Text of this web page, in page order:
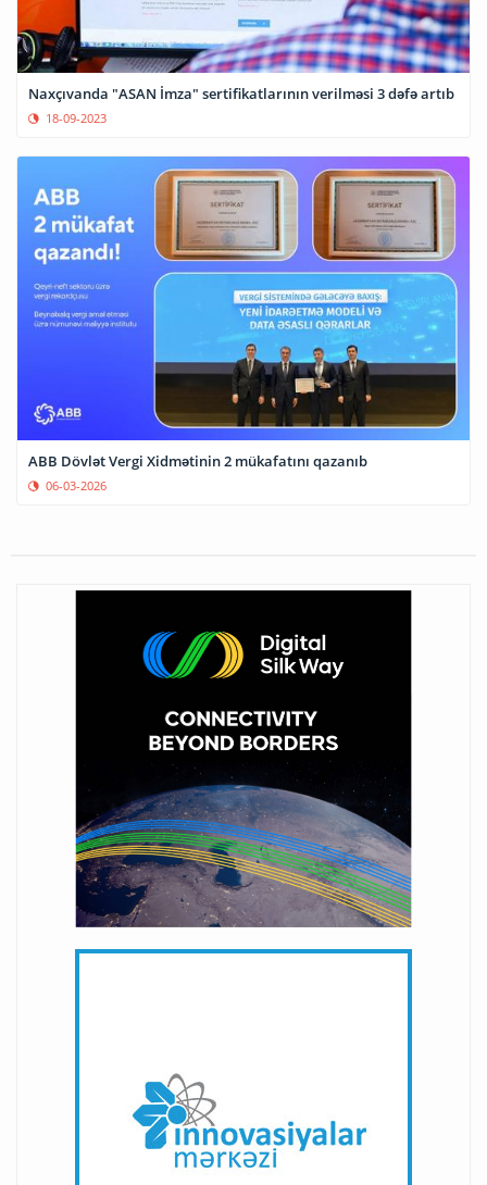
Naxçıvanda "ASAN İmza" sertifikatlarının verilməsi 3 dəfə artıb
18-09-2023
ABB Dövlət Vergi Xidmətinin 2 mükafatını qazanıb
06-03-2026